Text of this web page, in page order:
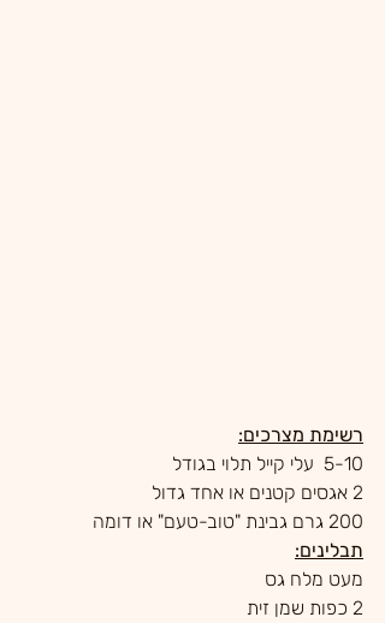
רשימת מצרכים:
5-10  עלי קייל תלוי בגודל
2 אגסים קטנים או אחד גדול
200 גרם גבינת "טוב-טעם" או דומה
תבלינים:
מעט מלח גס
2 כפות שמן זית